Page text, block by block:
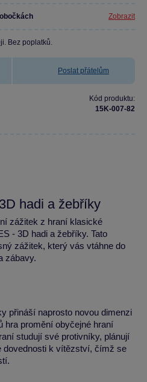
Zobrazit
Bez poplatků.
Poslat přátelům
Kód produktu:
15K-007-82
hadi a žebříky
zážitek z hraní klasické
- 3D hadi a žebříky. Tato
zážitek, který vás vtáhne do
zábavy.
přináší naprosto novou dimenzi
hra promění obyčejné hraní
studují své protivníky, plánují
k vítězství, čímž se